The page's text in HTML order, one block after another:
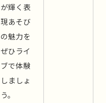
が輝く表
現あそび
の魅力を
ぜひライ
ブで体験
しましょ
う。